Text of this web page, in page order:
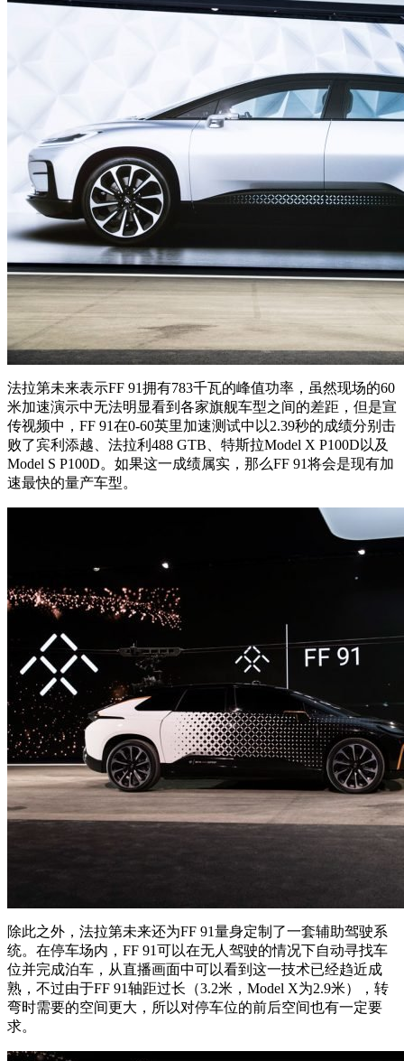
法拉第未来表示FF 91拥有783千瓦的峰值功率，虽然现场的60
米加速演示中无法明显看到各家旗舰车型之间的差距，但是宣
传视频中，FF 91在0-60英里加速测试中以2.39秒的成绩分别击
败了宾利添越、法拉利488 GTB、特斯拉Model X P100D以及
Model S P100D。如果这一成绩属实，那么FF 91将会是现有加
速最快的量产车型。
除此之外，法拉第未来还为FF 91量身定制了一套辅助驾驶系
统。在停车场内，FF 91可以在无人驾驶的情况下自动寻找车
位并完成泊车，从直播画面中可以看到这一技术已经趋近成
熟，不过由于FF 91轴距过长（3.2米，Model X为2.9米），转
弯时需要的空间更大，所以对停车位的前后空间也有一定要
求。